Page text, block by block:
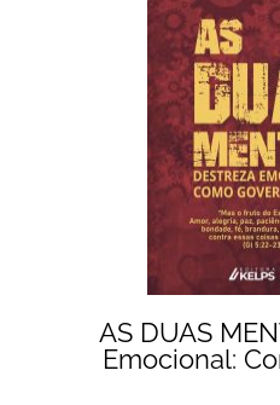
AS DUAS
Emocional: